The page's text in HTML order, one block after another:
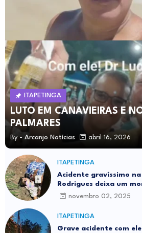
ITAPETINGA
LUTO EM CANAVIEIRAS E
PALMARES
By - Arcanjo Notícias abril 16, 2026
ITAPETINGA
Acidente gravíssimo
Rodrigues deixa um
novembro 02, 2025
ITAPETINGA
Grave acidente com